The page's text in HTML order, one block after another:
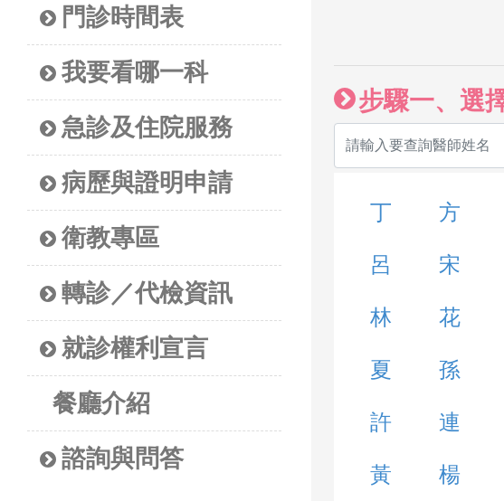
門診時間表
我要看哪一科
急診及住院服務
病歷與證明申請
衛教專區
轉診／代檢資訊
就診權利宣言
餐廳介紹
諮詢與問答
步驟一、選
丁 方
呂 宋
林 花
夏 孫
許 連
黃 楊